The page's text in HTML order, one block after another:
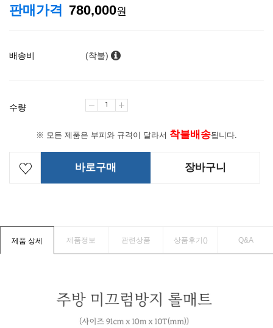
판매가격 780,000원
배송비 (착불)
수량
※ 모든 제품은 부피와 규격이 달라서 착불배송됩니다.
바로구매 장바구니
제품 상세 제품정보 관련상품 상품후기() Q&A